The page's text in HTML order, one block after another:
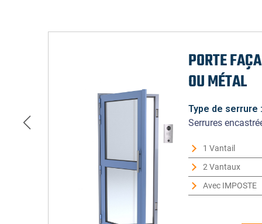
PORTE
OU MÉTAL
Type de serrure
Serrures
1 Vantail
2 Vantaux
Avec IMPOSTE